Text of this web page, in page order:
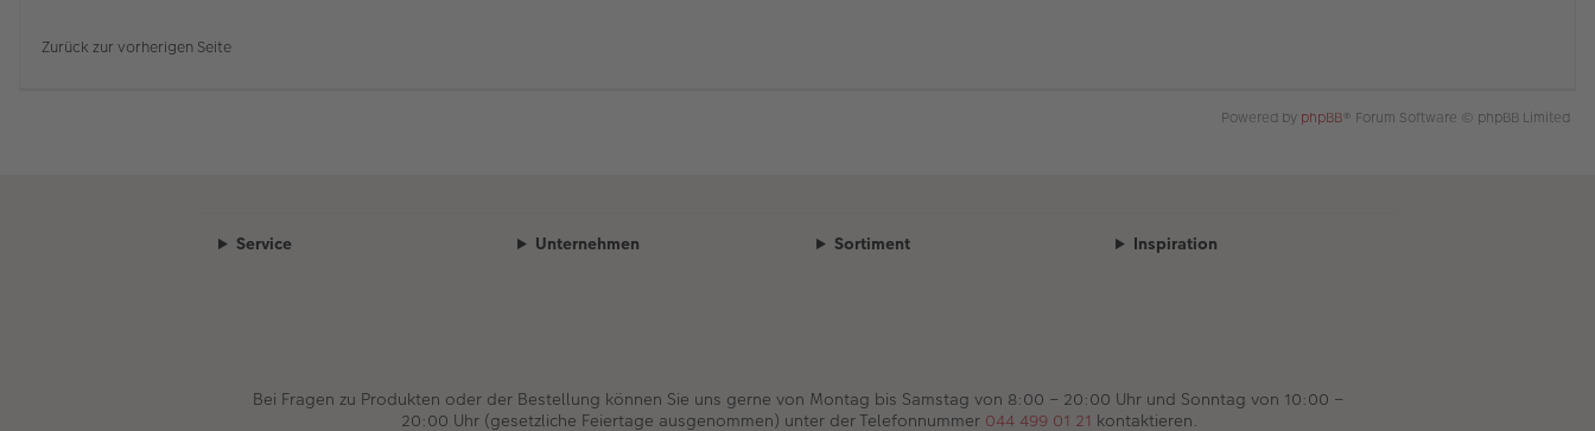
Zurück zur vorherigen Seite
Powered by phpBB® Forum Software © phpBB Limited
Service Unternehmen Sortiment Inspiration
Bei Fragen zu Produkten oder der Bestellung können Sie uns gerne von Montag bis Samstag von 8:00 – 20:00 Uhr und Sonntag von 10:00 –
20:00 Uhr (gesetzliche Feiertage ausgenommen) unter der Telefonnummer 044 499 01 21 kontaktieren.